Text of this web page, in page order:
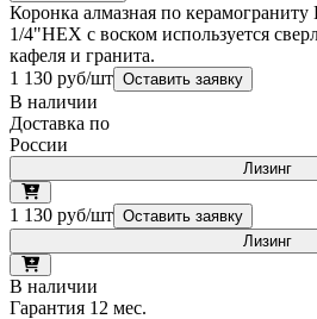
Коронка алмазная по
1/4"HEX с воском используется
кафеля и гранита.
1 130 руб/шт Оставить заявку
В наличии
Доставка по
России
Лизинг
1 130 руб/шт Оставить заявку
Лизинг
В наличии
Гарантия 12 мес.